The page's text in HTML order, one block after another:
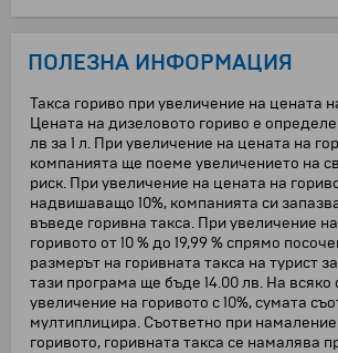
ПОЛЕЗНА ИНФОРМАЦИЯ
Такса гориво при увеличение на цената
Цената на дизеловото гориво е
лв за 1 л. При увеличение на цената на
компанията ще поеме увеличението на
риск. При увеличение на цената на
надвишаващо 10%, компанията си
въведе горивна такса. При увеличение
горивото от 10 % до 19,99 % спрямо
размерът на горивната такса на турист
тази програма ще бъде 14.00 лв. На
увеличение на горивото с 10%, сумата
мултиплицира. Съответно при
горивото, горивната такса се намалява